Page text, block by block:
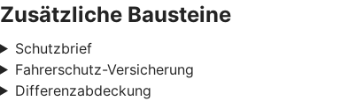
Zusätzliche Bausteine
Schutzbrief
Fahrerschutz-Versicherung
Differenzabdeckung